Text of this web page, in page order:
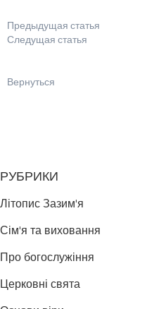
Предыдущая статья
Следущая статья
Вернуться
РУБРИКИ
Літопис Зазим'я
Сім'я та виховання
Про богослужіння
Церковні свята